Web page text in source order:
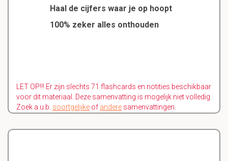
Haal de cijfers waar je op hoopt
100% zeker alles onthouden
LET OP!!! Er zijn slechts 71 flashcards en notities beschikbaar
voor dit materiaal. Deze samenvatting is mogelijk niet volledig.
Zoek a.u.b. soortgelijke of andere samenvattingen.